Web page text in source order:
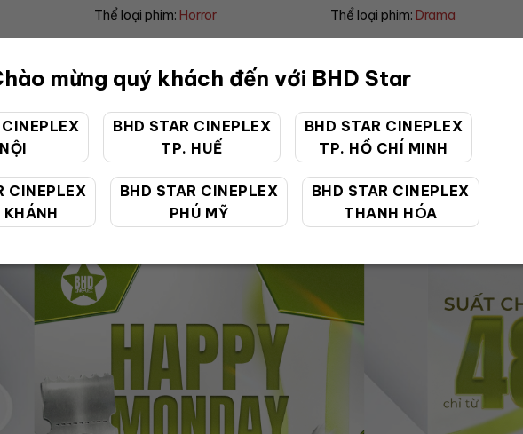
mừng quý khách đến với BHD Star
BHD STAR CINEPLEX
TP. HUẾ
BHD STAR CINEPLEX
TP. HỒ CHÍ MINH
CINEPLEX
BHD STAR CINEPLEX
PHÚ MỸ
BHD STAR CINEPLEX
THANH HÓA
Thể loại phim:Drama Thể loại phim:Action
ƯU ĐÃI ĐẶC BIỆT